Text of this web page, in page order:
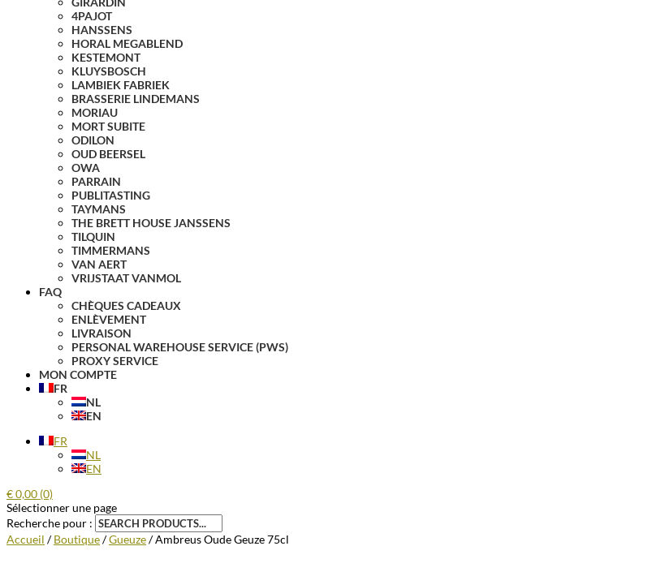
4PAJOT
HANSSENS
HORAL MEGABLEND
KESTEMONT
KLUYSBOSCH
LAMBIEK FABRIEK
BRASSERIE LINDEMANS
MORIAU
MORT SUBITE
ODILON
OUD BEERSEL
OWA
PARRAIN
PUBLITASTING
TAYMANS
THE BRETT HOUSE JANSSENS
TILQUIN
TIMMERMANS
VAN AERT
VRIJSTAAT VANMOL
FAQ
CHÈQUES CADEAUX
ENLÈVEMENT
LIVRAISON
PERSONAL WAREHOUSE SERVICE (PWS)
PROXY SERVICE
MON COMPTE
FR
NL
EN
FR
NL
EN
€0,00 (0)
Sélectionner une page
Recherche pour :
Accueil /Boutique/Gueuze/ Ambreus Oude Geuze 75cl